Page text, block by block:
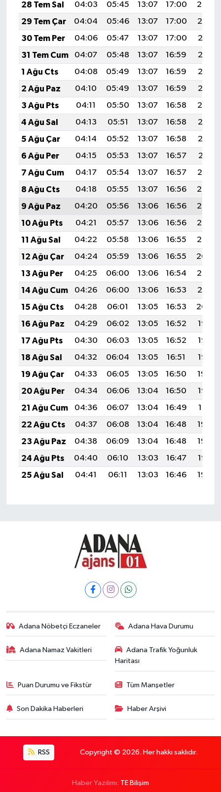
28 Tem Sal
04:03 05:45 13:07 17:00
20:20
29 Tem Çar
04:04 05:46 13:07 17:00
20:19
30 Tem Per
04:06 05:47 13:07 17:00
20:18
31 Tem Cum
04:07 05:48 13:07 16:59
20:17
1 Ağu Cts
04:08 05:49 13:07 16:59
20:16
2 Ağu Paz
04:10 05:49 13:07 16:59
20:15
3 Ağu Pts
04:11 05:50 13:07 16:58
20:14
4 Ağu Sal
04:13 05:51 13:07 16:58
20:13
5 Ağu Çar
04:14 05:52 13:07 16:58
20:12
6 Ağu Per
04:15 05:53 13:07 16:57
20:11
7 Ağu Cum
04:17 05:54 13:07 16:57
20:10
8 Ağu Cts
04:18 05:55 13:07 16:56
20:08
9 Ağu Paz
04:20 05:56 13:06 16:56
20:07
10 Ağu Pts
04:21 05:57 13:06 16:56
20:06
11 Ağu Sal
04:22 05:58 13:06 16:55
20:05
12 Ağu Çar
04:24 05:59 13:06 16:55
20:04
13 Ağu Per
04:25 06:00 13:06 16:54
20:02
14 Ağu Cum
04:26 06:00 13:06 16:53
20:01
15 Ağu Cts
04:28 06:01 13:05 16:53
20:00
16 Ağu Paz
04:29 06:02 13:05 16:52
19:58
17 Ağu Pts
04:30 06:03 13:05 16:52
19:57
18 Ağu Sal
04:32 06:04 13:05 16:51
19:56
19 Ağu Çar
04:33 06:05 13:05 16:50
19:54
20 Ağu Per
04:34 06:06 13:04 16:50
19:53
21 Ağu Cum
04:36 06:07 13:04 16:49
19:51
22 Ağu Cts
04:37 06:08 13:04 16:48
19:50
23 Ağu Paz
04:38 06:09 13:04 16:48
19:49
24 Ağu Pts
04:40 06:10 13:03 16:47
19:47
25 Ağu Sal
04:41 06:11 13:03 16:46 19:46
Adana Nöbetçi Eczaneler Adana Hava Durumu
Adana Namaz Vakitleri
Adana Trafik Yoğunluk
Haritası
Puan Durumu ve Fikstür Tüm Manşetler
Son Dakika Haberleri Haber Arşivi
RSS Copyright © 2026. Her hakkı saklıdır.
Haber Yazılımı: TE Bilişim